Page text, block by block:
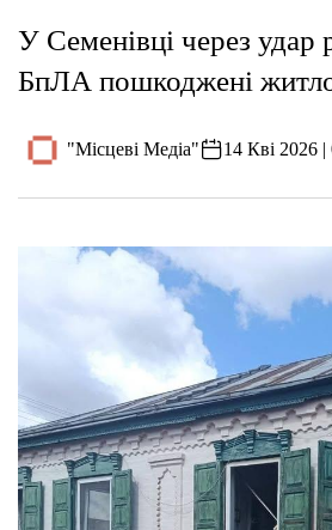
У Семенівці через удар
БпЛА пошкоджені
"Місцеві Медіа" 14 Кві 2026 |